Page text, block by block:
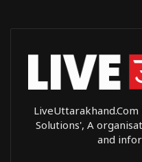
Solutions', A
and